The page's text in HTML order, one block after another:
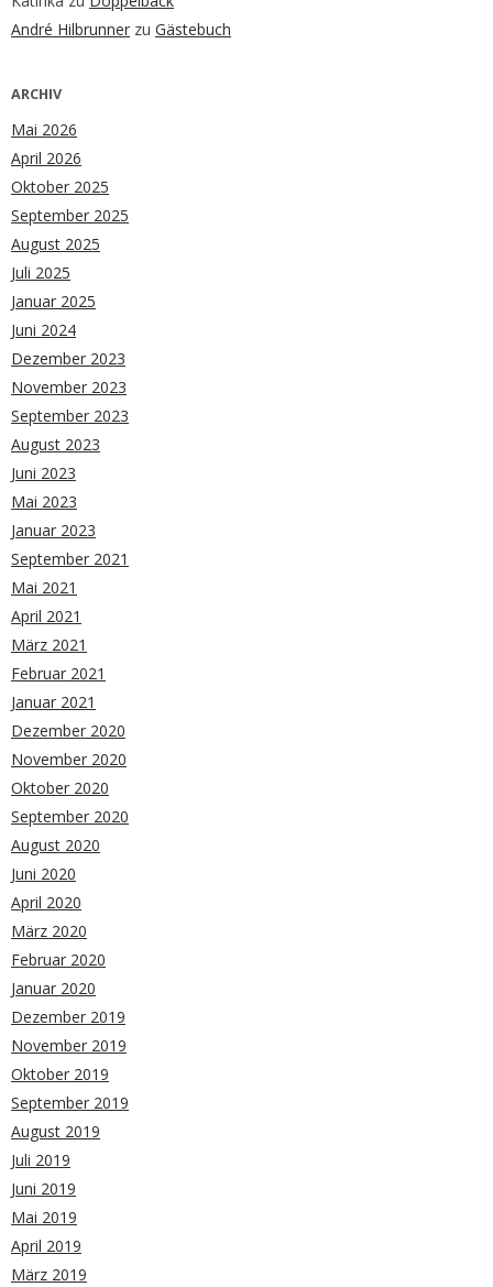
André Hilbrunner zu Gästebuch
ARCHIV
Mai 2026
April 2026
Oktober 2025
September 2025
August 2025
Juli 2025
Januar 2025
Juni 2024
Dezember 2023
November 2023
September 2023
August 2023
Juni 2023
Mai 2023
Januar 2023
September 2021
Mai 2021
April 2021
März 2021
Februar 2021
Januar 2021
Dezember 2020
November 2020
Oktober 2020
September 2020
August 2020
Juni 2020
April 2020
März 2020
Februar 2020
Januar 2020
Dezember 2019
November 2019
Oktober 2019
September 2019
August 2019
Juli 2019
Juni 2019
Mai 2019
April 2019
März 2019